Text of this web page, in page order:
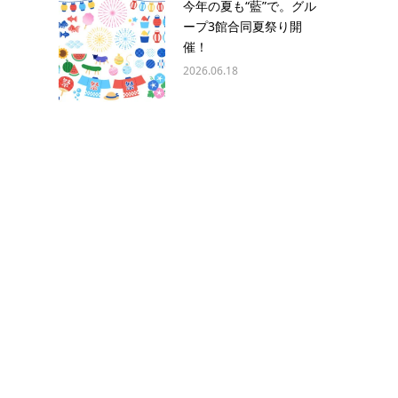
今年の夏も“藍”で。グル
ープ3館合同夏祭り開
催！
2026.06.18